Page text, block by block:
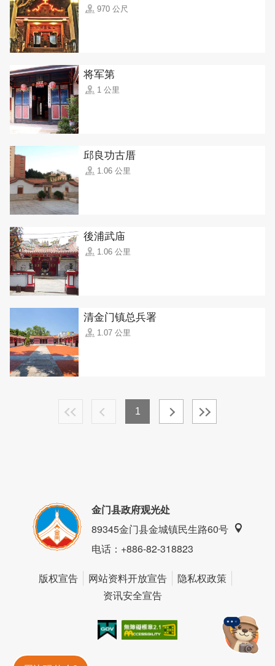
970 公尺
将军第
1 公里
邱良功古厝
1.06 公里
後浦武庙
1.06 公里
清金门镇总兵署
1.07 公里
1
金门县政府观光处
89345金门县金城镇民生路60号
电话：+886-82-318823
版权宣告 网站资料开放宣告
隐私权政策
资讯安全宣告